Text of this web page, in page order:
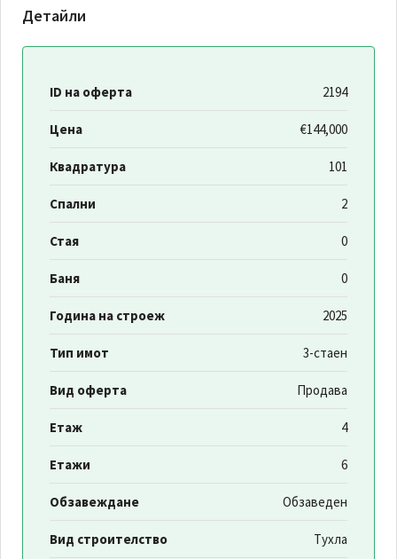
Детайли
ID на оферта 2194
Цена €144,000
Квадратура 101
Спални 2
Стая 0
Баня 0
Година на строеж 2025
Тип имот 3-стаен
Вид оферта Продава
Етаж 4
Етажи 6
Обзавеждане Обзаведен
Вид строителство Тухла